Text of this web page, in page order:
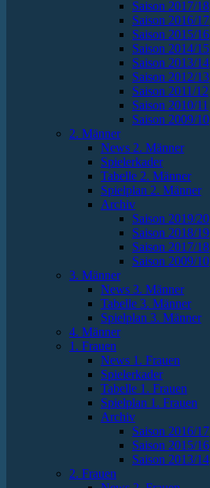
Saison 2017/18
Saison 2016/17
Saison 2015/16
Saison 2014/15
Saison 2013/14
Saison 2012/13
Saison 2011/12
Saison 2010/11
Saison 2009/10
2. Männer
News 2. Männer
Spielerkader
Tabelle 2. Männer
Spielplan 2. Männer
Archiv
Saison 2019/20
Saison 2018/19
Saison 2017/18
Saison 2009/10
3. Männer
News 3. Männer
Tabelle 3. Männer
Spielplan 3. Männer
4. Männer
1. Frauen
News 1. Frauen
Spielerkader
Tabelle 1. Frauen
Spielplan 1. Frauen
Archiv
Saison 2016/17
Saison 2015/16
Saison 2013/14
2. Frauen